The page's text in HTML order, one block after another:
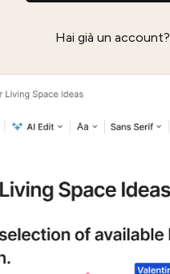
Hai già un account?